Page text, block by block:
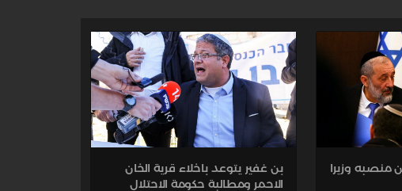
منصبه وزيرا
بن غفير يتوعد باخلاء قرية الخان
الاحمر ومطالبة حكومة الاحتلال